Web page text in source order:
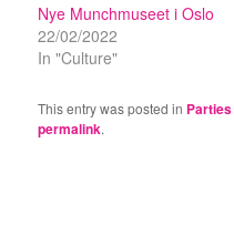
Nye Munchmuseet i Oslo
22/02/2022
In "Culture"
This entry was posted in Parties
permalink.